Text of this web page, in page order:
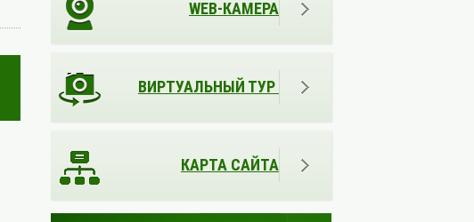
WEB-КАМЕРА
ВИРТУАЛЬНЫЙ ТУР
КАРТА САЙТА